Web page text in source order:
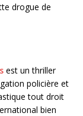
drogue de
est un thriller
policière et
tout droit
bien